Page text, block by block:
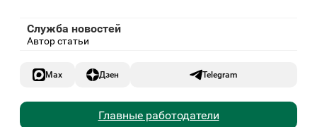
Служба новостей
Автор статьи
Max Дзен Telegram
Главные работодатели